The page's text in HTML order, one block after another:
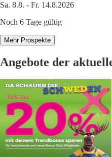
Sa. 8.8. - Fr. 14.8.2026
Noch 6 Tage gültig
Mehr Prospekte
Angebote der